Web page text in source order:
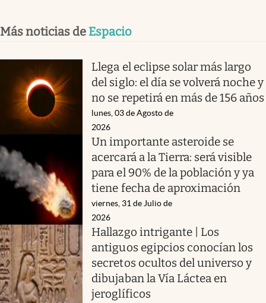
Más noticias de Espacio
Llega el eclipse solar más largo
del siglo: el día se volverá noche y
no se repetirá en más de 156 años
lunes, 03 de Agosto de
2026
Un importante asteroide se
acercará a la Tierra: será visible
para el 90% de la población y ya
tiene fecha de aproximación
viernes, 31 de Julio de
2026
Hallazgo intrigante | Los
antiguos egipcios conocían los
secretos ocultos del universo y
dibujaban la Vía Láctea en
jeroglíficos